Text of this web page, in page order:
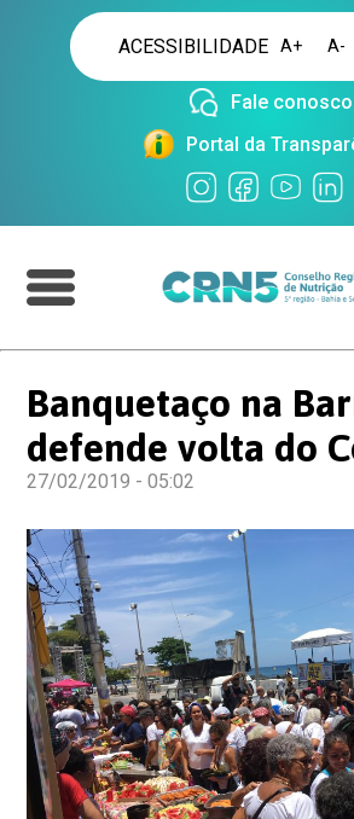
ACESSIBILIDADE A+ A-
Fale conosco
Portal da
Banquetaço na
defende volta do
27/02/2019 - 05:02